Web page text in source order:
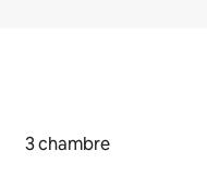
3 chambre